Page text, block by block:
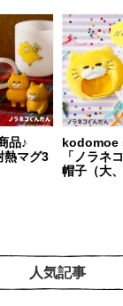
品♪
熱マグ3
kodomoe
「ノラネ
帽子（大
人気記事